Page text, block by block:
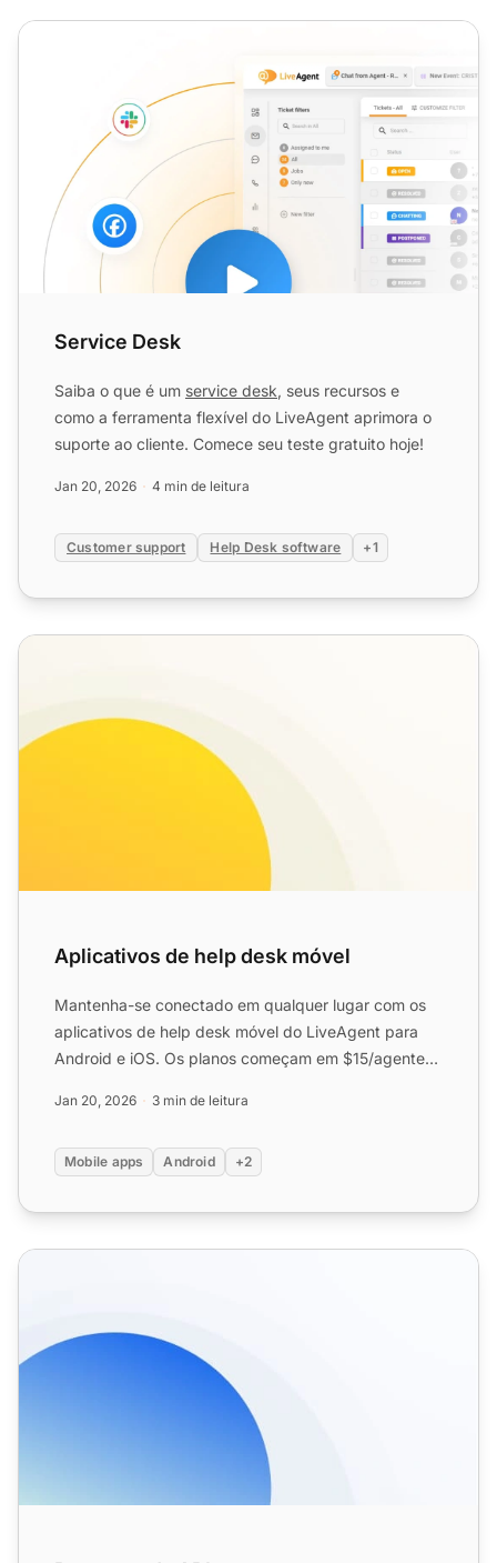
Service Desk
Service Desk
Saiba o que é um service desk, seus recursos e
como a ferramenta flexível do LiveAgent aprimora o
suporte ao cliente. Comece seu teste gratuito hoje!
Jan 20, 2026 4 min de leitura
Customer support Help Desk software +1
Aplicativos de help desk móvel
Aplicativos de help desk móvel
Mantenha-se conectado em qualquer lugar com os
aplicativos de help desk móvel do LiveAgent para
Android e iOS. Os planos começam em $15/agente
Jan 20, 2026 3 min de leitura
Mobile apps Android +2
Recursos da API